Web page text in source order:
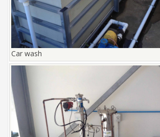
Car wash